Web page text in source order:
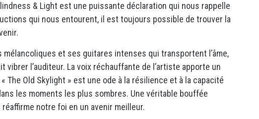
& Light est une puissante déclaration qui nous rappelle
qui nous entourent, il est toujours possible de trouver la
et ses guitares intenses qui transportent l’âme,
l’auditeur. La voix réchauffante de l’artiste apporte un
The Old Skylight » est une ode à la résilience et à la capacité
les moments les plus sombres. Une véritable bouffée
notre foi en un avenir meilleur.